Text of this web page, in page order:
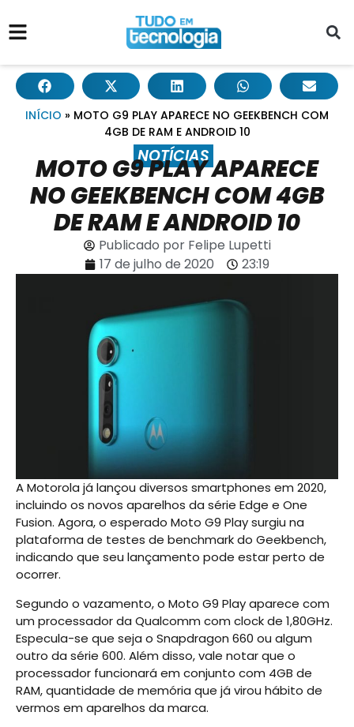
INÍCIO » MOTO G9 PLAY APARECE NO GEEKBENCH COM
4GB DE RAM E ANDROID 10
NOTÍCIAS
MOTO G9 PLAY APARECE
NO GEEKBENCH COM 4GB
DE RAM E ANDROID 10
Publicado porFelipe Lupetti
17 de julho de 2020
23:19
A Motorola já lançou diversos smartphones em 2020,
incluindo os novos aparelhos da série Edge e One
Fusion. Agora, o esperado Moto G9 Play surgiu na
plataforma de testes de benchmark do Geekbench,
indicando que seu lançamento pode estar perto de
ocorrer.
Segundo o vazamento, o Moto G9 Play aparece com
um processador da Qualcomm com clock de 1,80GHz.
Especula-se que seja o Snapdragon 660 ou algum
outro da série 600. Além disso, vale notar que o
processador funcionará em conjunto com 4GB de
RAM, quantidade de memória que já virou hábito de
vermos em aparelhos da marca.